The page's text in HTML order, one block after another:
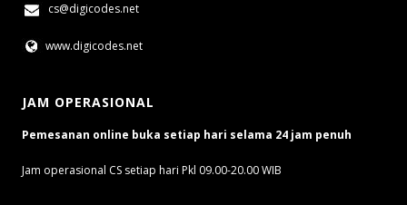
cs@digicodes.net
www.digicodes.net
JAM OPERASIONAL
Pemesanan online buka setiap hari selama 24 jam penuh
Jam operasional CS setiap hari Pkl 09.00-20.00 WIB